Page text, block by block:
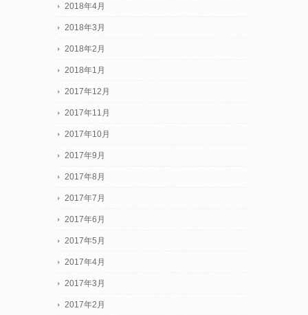
2018年4月
2018年3月
2018年2月
2018年1月
2017年12月
2017年11月
2017年10月
2017年9月
2017年8月
2017年7月
2017年6月
2017年5月
2017年4月
2017年3月
2017年2月